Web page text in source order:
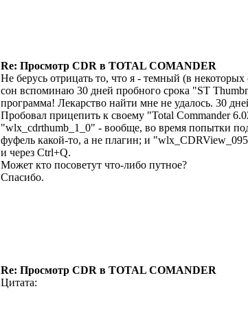
Re: Просмотр CDR в TOTAL COMANDER
Не берусь отрицать то, что я - темный (в
сон вспоминаю 30 дней пробного срока "ST
программа! Лекарство найти мне не удалось. 30
Пробовал прицепить к своему "Total Commander
"wlx_cdrthumb_1_0" - вообще, во время попытки
фуфель какой-то, а не плагин; и
и через Ctrl+Q.
Может кто посоветут что-либо путное?
Спасибо.
Re: Просмотр CDR в TOTAL COMANDER
Цитата: